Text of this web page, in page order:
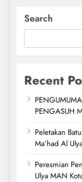
Search
Recent
PENGASUH
Peletakan
Ma’had Al
Peresmian
Ulya MAN